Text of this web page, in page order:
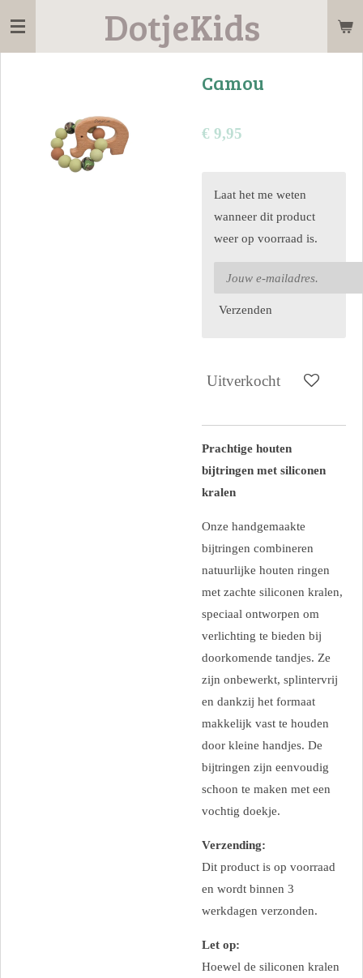
Ga
DotjeKids
Camou
€ 9,95
Laat het me weten
wanneer dit product
weer op voorraad is.
Verzenden
Uitverkocht
Prachtige houten
bijtringen met siliconen
kralen
Onze handgemaakte
bijtringen combineren
natuurlijke houten ringen
met zachte siliconen kralen,
speciaal ontworpen om
verlichting te bieden bij
doorkomende tandjes. Ze
zijn onbewerkt, splintervrij
en dankzij het formaat
makkelijk vast te houden
door kleine handjes. De
bijtringen zijn eenvoudig
schoon te maken met een
vochtig doekje.
Verzending:
Dit product is op voorraad
en wordt binnen 3
werkdagen verzonden.
Let op:
Hoewel de siliconen kralen